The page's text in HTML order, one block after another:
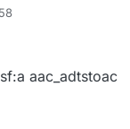
aac_adtstoac